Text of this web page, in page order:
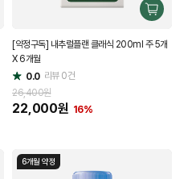
구
하
[약정구독] 내추럴플랜 클래식 200ml 주 5개
X 6개월
별
점
0.0 리뷰0건
26,400원
22,000원 16%
6개월 약정